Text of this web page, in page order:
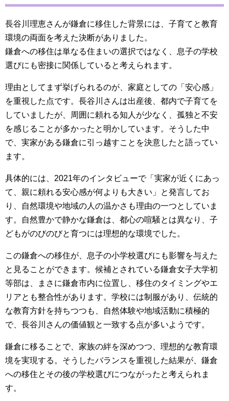
長谷川理恵さんが鎌倉に移住した背景には、子育てと教育
環境の両面を考えた決断がありました。
鎌倉への移住は単なる住まいの選択ではなく、息子の学校
選びにも密接に関係していると考えられます。
理由としてまず挙げられるのが、家庭としての「安心感」
を重視した点です。長谷川さんは出産後、都内で子育てを
していましたが、周囲に頼れる知人が少なく、孤独と不安
を感じることが多かったと明かしています。そうした中
で、実家がある鎌倉に引っ越すことを決意したと語ってい
ます。
具体的には、2021年のインタビューで「実家が近くにあっ
て、親に頼れる安心感が何よりも大きい」と発言してお
り、自然環境や地域の人の温かさも理由の一つとしていま
す。自然豊かで静かな鎌倉は、都心の喧騒とは異なり、子
どもがのびのびと育つには理想的な環境でした。
この鎌倉への移住が、息子の小学校選びにも影響を与えた
と見ることができます。候補とされている鎌倉女子大学初
等部は、まさに鎌倉市内に位置し、移住のタイミングやエ
リアとも整合性があります。学校には制服があり、伝統的
な教育方針を持ちつつも、自然体験や地域活動に積極的
で、長谷川さんの価値観と一致する点が多いようです。
鎌倉に移ることで、家族の絆を深めつつ、理想的な教育環
境を実現する。そうしたバランスを重視した結果が、鎌倉
への移住とその後の学校選びにつながったと考えられま
す。